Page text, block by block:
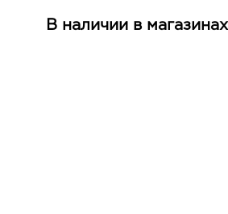
В наличии в